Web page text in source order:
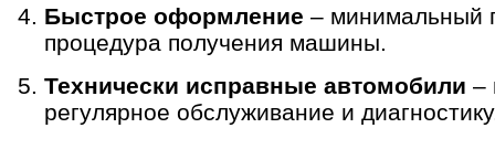
Быстрое оформление – минимальный
процедура получения машины.
Технически исправные автомобили –
регулярное обслуживание и